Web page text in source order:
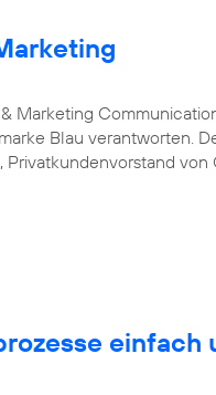
Marketing
Blau verantworten.
von
einfach